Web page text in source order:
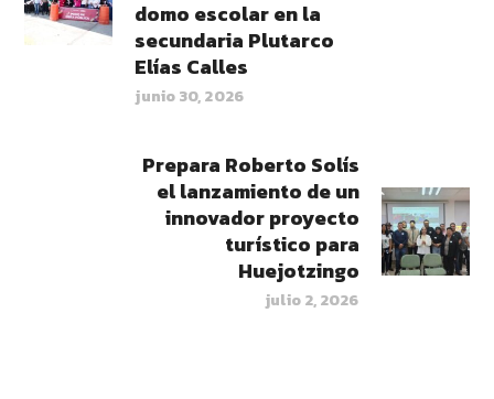
domo escolar en la
secundaria Plutarco
Elías Calles
junio 30, 2026
Prepara Roberto Solís
el lanzamiento de un
innovador proyecto
turístico para
Huejotzingo
julio 2, 2026